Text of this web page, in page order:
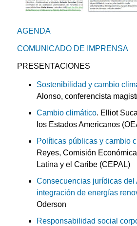
AGENDA
COMUNICADO DE IMPRENSA
PRESENTACIONES
Sostenibilidad y cambio
Alonso, conferencista
Cambio climático. Elliot
los Estados Americanos
Políticas públicas y cambio
Reyes, Comisión
Latina y el Caribe (CEPAL)
Consecuencias jurídicas del
integración de energías
Oderson
Responsabilidad social